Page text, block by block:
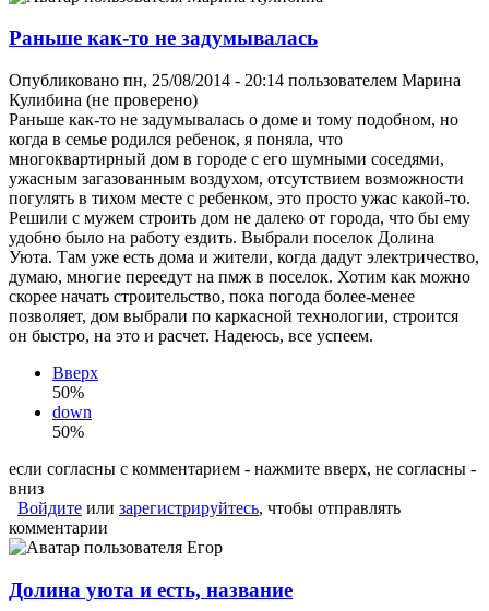
Раньше как-то не задумывалась
Опубликовано пн, 25/08/2014 - 20:14 пользователем Марина
Кулибина (не проверено)
Раньше как-то не задумывалась о доме и тому подобном, но
когда в семье родился ребенок, я поняла, что
многоквартирный дом в городе с его шумными соседями,
ужасным загазованным воздухом, отсутствием возможности
погулять в тихом месте с ребенком, это просто ужас какой-то.
Решили с мужем строить дом не далеко от города, что бы ему
удобно было на работу ездить. Выбрали поселок Долина
Уюта. Там уже есть дома и жители, когда дадут электричество,
думаю, многие переедут на пмж в поселок. Хотим как можно
скорее начать строительство, пока погода более-менее
позволяет, дом выбрали по каркасной технологии, строится
он быстро, на это и расчет. Надеюсь, все успеем.
Вверх
50%
down
50%
если согласны с комментарием - нажмите вверх, не согласны -
вниз
Войдите или зарегистрируйтесь, чтобы отправлять
комментарии
Долина уюта и есть, название